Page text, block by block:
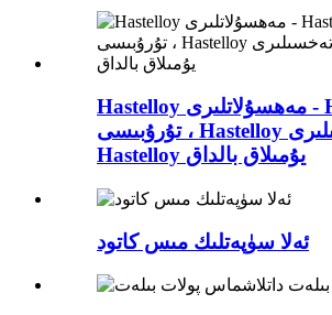
Hastelloy مەھسۇلاتلىرى - Hastelloy
تۇرۇبىسى ، Hastelloy تەخسىلىرى ،
Hastelloy يۇمىلاق بالداق
ئەلا سۈپەتلىك مىس كاتود